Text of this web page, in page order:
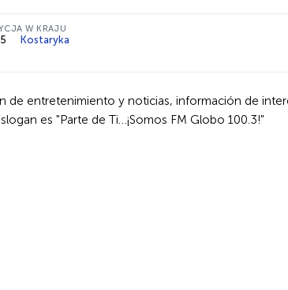
W KRAJU
Kostaryka
de entretenimiento y noticias, información de
es "Parte de Ti…¡Somos FM Globo 100.3!"